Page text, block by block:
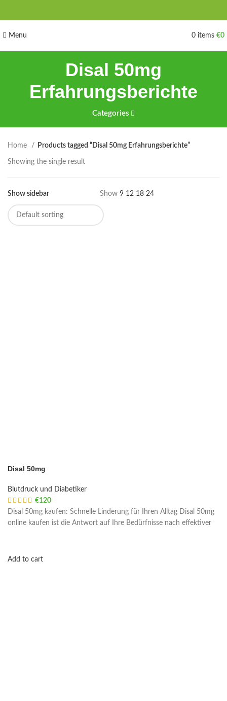
Menu 0 items €0
Disal 50mg
Erfahrungsberichte
Categories
Home Products tagged “Disal 50mg Erfahrungsberichte”
Showing the single result
Show sidebar Show 9 12 18 24
Disal 50mg
Blutdruck und Diabetiker
€120
Disal 50mg kaufen: Schnelle Linderung für Ihren Alltag Disal 50mg
online kaufen ist die Antwort auf Ihre Bedürfnisse nach effektiver
Add to cart